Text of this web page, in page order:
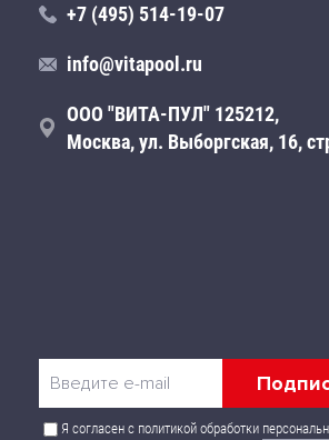
+7 (495) 514-19-07
info@vitapool.ru
ООО "ВИТА-ПУЛ" 125212,
Москва, ул. Выборгская, 16,
Я согласен с политикой обработки